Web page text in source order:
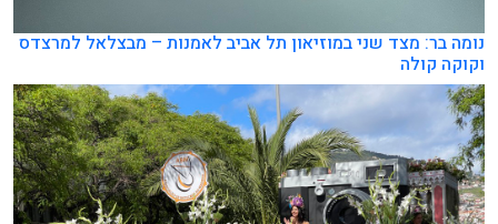
נומה בר: מצד שני במוזיאון תל אביב לאמנות – מבצלאל למרצדס
וקוקה קולה